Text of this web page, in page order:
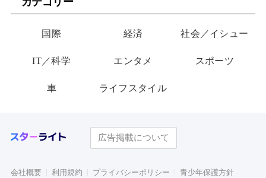
り物”
国際 経済 社会／イシュー
IT／科学 エンタメ スポーツ
車 ライフスタイル
広告掲載について
会社概要 利用規約 プライバシーポリシー 青少年保護方針